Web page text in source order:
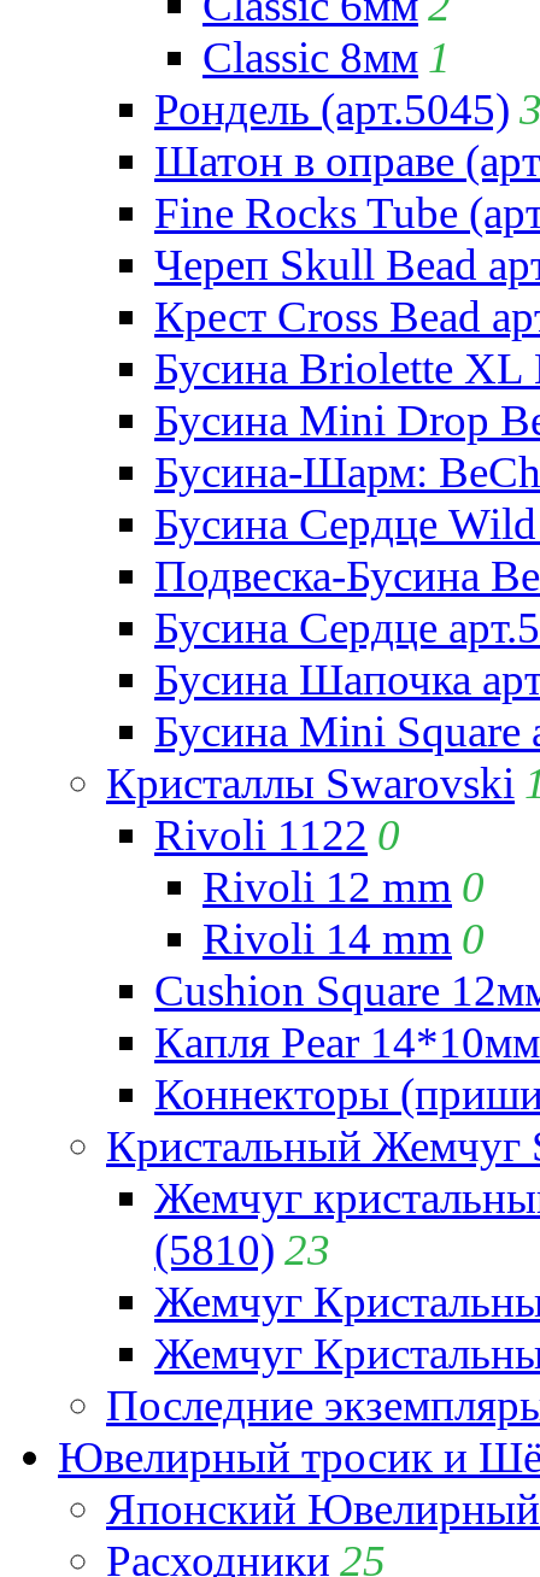
Classic 8мм 1
Рондель (арт.5045)
Шатон в оправе
Fine Rocks Tube
Череп Skull Bead
Крест Cross Bead
Бусина Briolette XL
Бусина Mini Drop
Бусина-Шарм:
Бусина Сердце
Подвеска-Бусина
Бусина Сердце
Бусина Шапочка
Бусина Mini Square
Кристаллы Swarovski
Rivoli 1122 0
Rivoli 12 mm 0
Rivoli 14 mm 0
Cushion Square
Капля Pear
Коннекторы
Кристальный Жемчуг
Жемчуг
(5810) 23
Жемчуг
Жемчуг
Последние
Ювелирный тросик и
Японский
Расходники 25